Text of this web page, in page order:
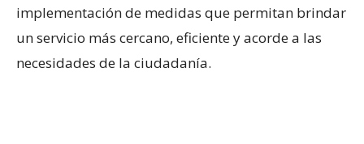
implementación de medidas que permitan brindar
un servicio más cercano, eficiente y acorde a las
necesidades de la ciudadanía.